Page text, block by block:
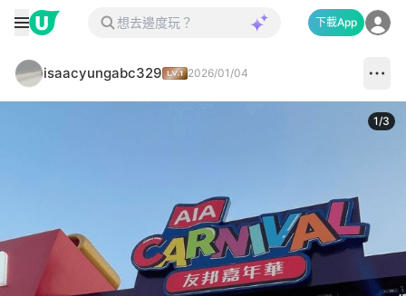
下載App
isaacyungabc329 2026/01/04
1/3